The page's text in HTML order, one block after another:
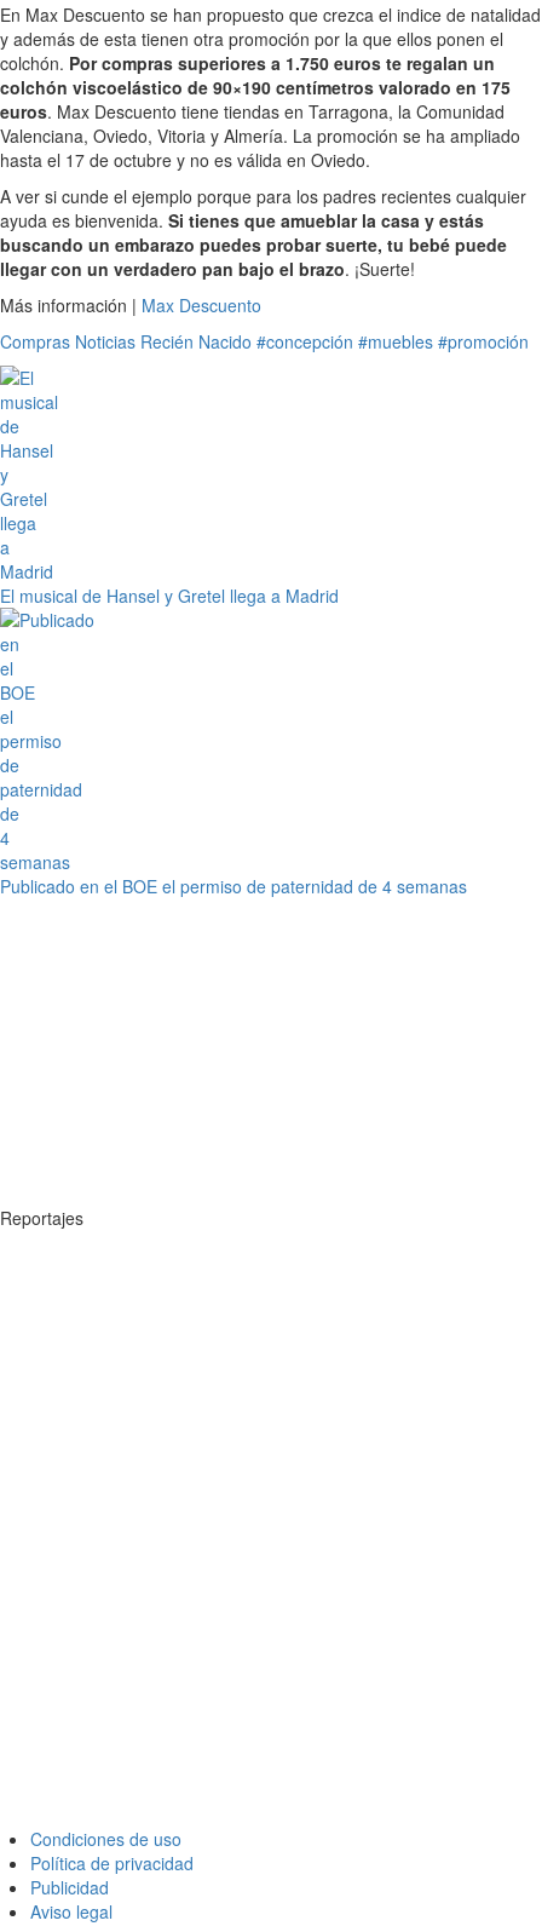
En Max Descuento se han propuesto que crezca el indice de natalidad
y además de esta tienen otra promoción por la que ellos ponen el
colchón. Por compras superiores a 1.750 euros te regalan un
colchón viscoelástico de 90×190 centímetros valorado en 175
euros. Max Descuento tiene tiendas en Tarragona, la Comunidad
Valenciana, Oviedo, Vitoria y Almería. La promoción se ha ampliado
hasta el 17 de octubre y no es válida en Oviedo.
A ver si cunde el ejemplo porque para los padres recientes cualquier
ayuda es bienvenida. Si tienes que amueblar la casa y estás
buscando un embarazo puedes probar suerte, tu bebé puede
llegar con un verdadero pan bajo el brazo. ¡Suerte!
Más información | Max Descuento
Compras Noticias Recién Nacido #concepción #muebles #promoción
El musical de Hansel y Gretel llega a Madrid
Publicado en el BOE el permiso de paternidad de 4 semanas
Reportajes
Condiciones de uso
Política de privacidad
Publicidad
Aviso legal